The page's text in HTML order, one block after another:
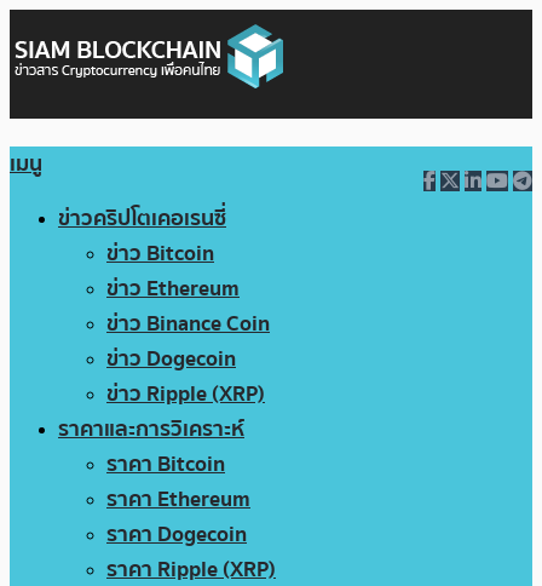
เมนู
ข่าวคริปโตเคอเรนซี่
ข่าว Bitcoin
ข่าว Ethereum
ข่าว Binance Coin
ข่าว Dogecoin
ข่าว Ripple (XRP)
ราคาและการวิเคราะห์
ราคา Bitcoin
ราคา Ethereum
ราคา Dogecoin
ราคา Ripple (XRP)